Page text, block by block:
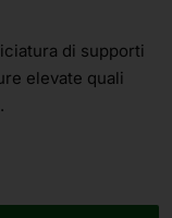
di supporti
elevate quali